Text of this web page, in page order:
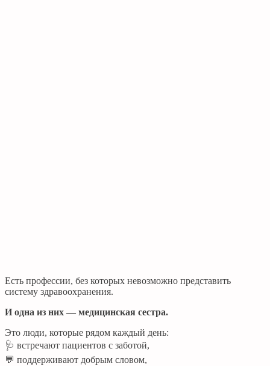
Есть профессии, без которых невозможно представить
систему здравоохранения.
И одна из них — медицинская сестра.
Это люди, которые рядом каждый день:
🩺 встречают пациентов с заботой,
💬 поддерживают добрым словом,